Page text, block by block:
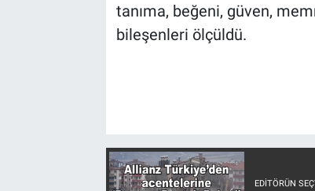
tanıma, beğeni, güven,
bileşenleri ölçüldü.
EDITÖRÜN